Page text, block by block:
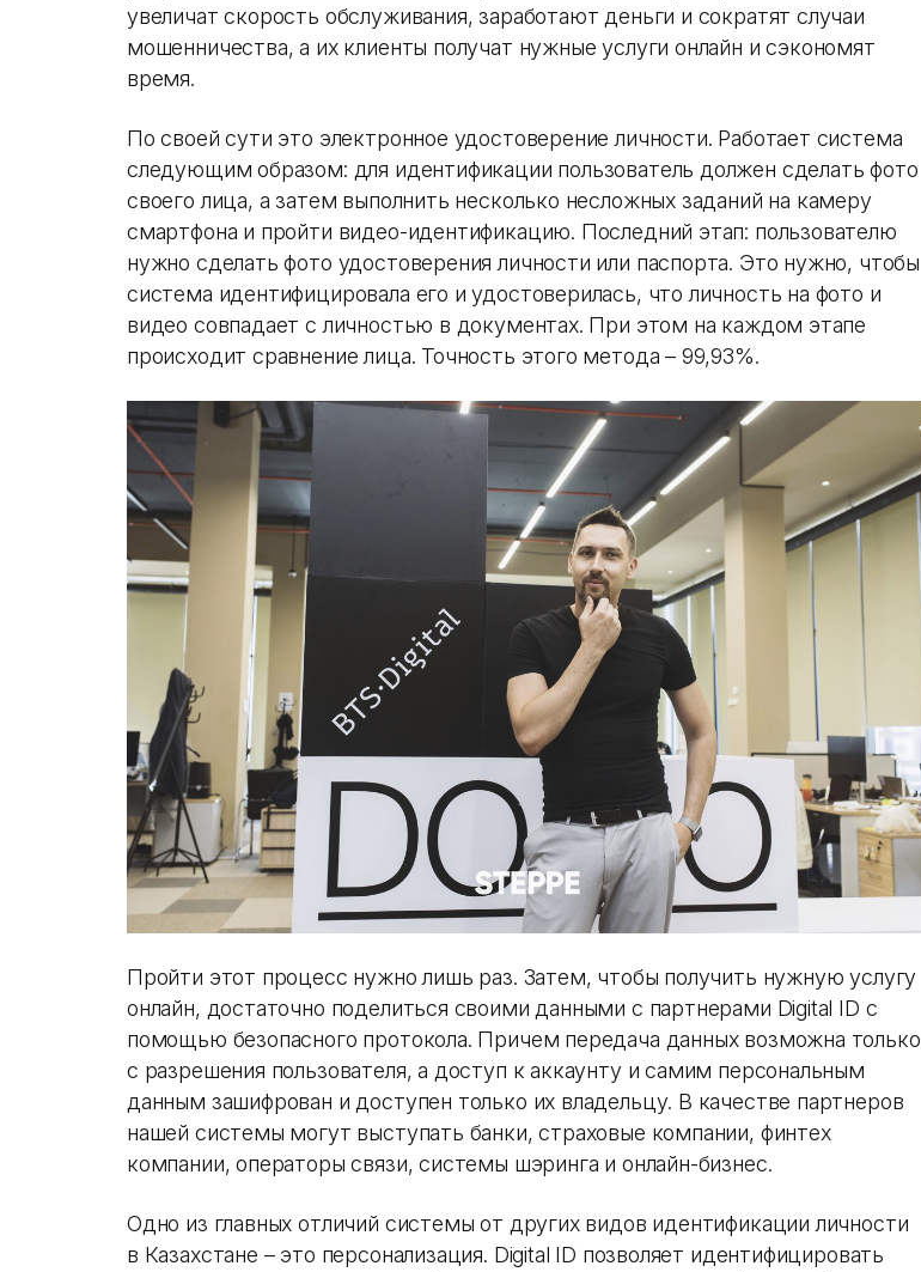
увеличат скорость обслуживания, заработают деньги и сократят случаи
мошенничества, а их клиенты получат нужные услуги онлайн и сэкономят
время.
По своей сути это электронное удостоверение личности. Работает система
следующим образом: для идентификации пользователь должен сделать фото
своего лица, а затем выполнить несколько несложных заданий на камеру
смартфона и пройти видео-идентификацию. Последний этап: пользователю
нужно сделать фото удостоверения личности или паспорта. Это нужно, чтобы
система идентифицировала его и удостоверилась, что личность на фото и
видео совпадает с личностью в документах. При этом на каждом этапе
происходит сравнение лица. Точность этого метода – 99,93%.
Пройти этот процесс нужно лишь раз. Затем, чтобы получить нужную услугу
онлайн, достаточно поделиться своими данными с партнерами Digital ID с
помощью безопасного протокола. Причем передача данных возможна только
с разрешения пользователя, а доступ к аккаунту и самим персональным
данным зашифрован и доступен только их владельцу. В качестве партнеров
нашей системы могут выступать банки, страховые компании, финтех
компании, операторы связи, системы шэринга и онлайн-бизнес.
Одно из главных отличий системы от других видов идентификации личности
в Казахстане – это персонализация. Digital ID позволяет идентифицировать